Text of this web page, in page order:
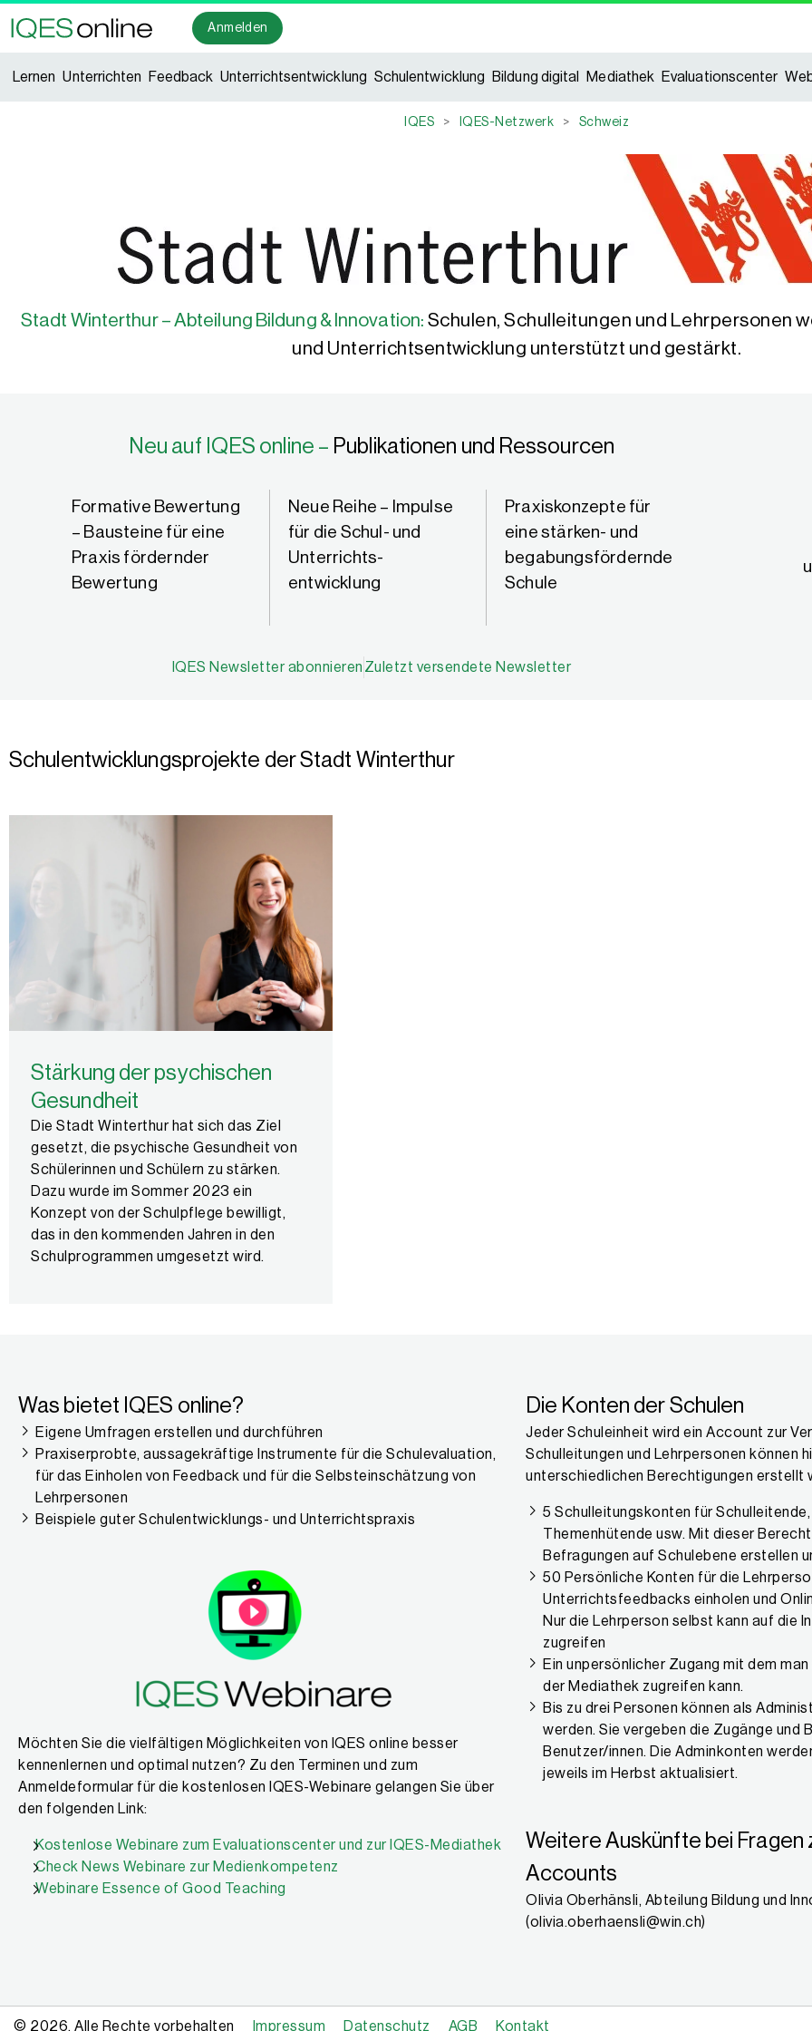
Anmelden
Lernen Unterrichten Feedback Unterrichtsentwicklung Schulentwicklung Bildung digital Mediathek Evaluationscenter
IQES > IQES-Netzwerk > Schweiz
Stadt Winterthur – Abteilung Bildung & Innovation: Schulen, Schulleitungen und Lehrpersonen
und Unterrichtsentwicklung unterstützt und gestärkt.
Neu auf IQES online – Publikationen und Ressourcen
Formative Bewertung
– Bausteine für eine
Praxis fördernder
Bewertung
Neue Reihe – Impulse
für die Schul- und
Unterrichts­
entwicklung
Praxiskonzepte für
eine stärken- und
begabungs­fördernde
Schule
digitalen
IQES Newsletter abonnieren Zuletzt versendete Newsletter
Schulentwicklungsprojekte der Stadt Winterthur
Stärkung der psychischen
Gesundheit
Die Stadt Winterthur hat sich das Ziel
gesetzt, die psychische Gesundheit von
Schülerinnen und Schülern zu stärken.
Dazu wurde im Sommer 2023 ein
Konzept von der Schulpflege bewilligt,
das in den kommenden Jahren in den
Schulprogrammen umgesetzt wird.
Was bietet IQES online?
Eigene Umfragen erstellen und durchführen
Praxiserprobte, aussagekräftige Instrumente für die Schulevaluation,
für das Einholen von Feedback und für die Selbsteinschätzung von
Lehrpersonen
Beispiele guter Schulentwicklungs- und Unterrichtspraxis
Möchten Sie die vielfältigen Möglichkeiten von IQES online besser
kennenlernen und optimal nutzen? Zu den Terminen und zum
Anmeldeformular für die kostenlosen IQES-Webinare gelangen Sie über
den folgenden Link:
Kostenlose Webinare zum Evaluationscenter und zur IQES-Mediathek
Check News Webinare zur Medienkompetenz
Webinare Essence of Good Teaching
Die Konten der Schulen
Jeder Schuleinheit wird ein Account zur
Schulleitungen und Lehrpersonen können
unterschiedlichen Berechtigungen erstellt
5 Schulleitungskonten für
Themenhütende usw. Mit dieser
Befragungen auf Schulebene erstellen
50 Persönliche Konten für die
Unterrichtsfeedbacks einholen und
Nur die Lehrperson selbst kann auf die
zugreifen
Ein unpersönlicher Zugang mit dem
der Mediathek zugreifen kann.
Bis zu drei Personen können als
werden. Sie vergeben die Zugänge und
Benutzer/innen. Die Adminkonten
jeweils im Herbst aktualisiert.
Weitere Auskünfte bei Fragen
Accounts
Olivia Oberhänsli, Abteilung Bildung und
(olivia.oberhaensli@win.ch)
© 2026, Alle Rechte vorbehalten Impressum Datenschutz AGB Kontakt